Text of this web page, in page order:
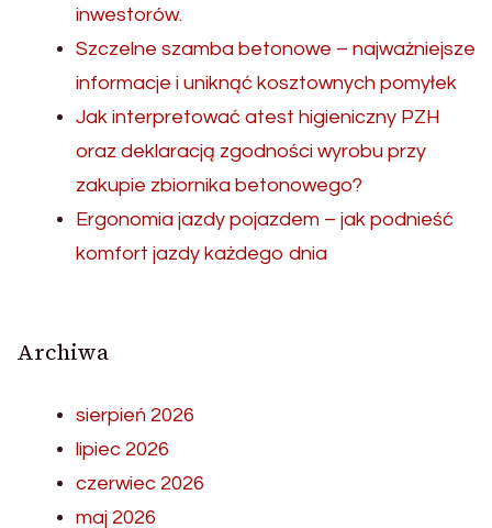
inwestorów.
Szczelne szamba betonowe – najważniejsze
informacje i uniknąć kosztownych pomyłek
Jak interpretować atest higieniczny PZH
oraz deklaracją zgodności wyrobu przy
zakupie zbiornika betonowego?
Ergonomia jazdy pojazdem – jak podnieść
komfort jazdy każdego dnia
Archiwa
sierpień 2026
lipiec 2026
czerwiec 2026
maj 2026